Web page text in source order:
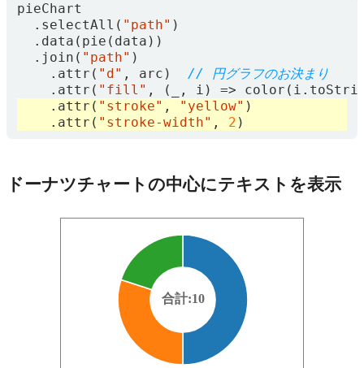
pieChart
. selectAll ( "path" )
. data ( pie ( data ))
. join ( "path" )
. attr ( "d" , arc )
. attr ( "fill" , ( , i ) => color ( i .
. attr ( "stroke" , "yellow" )
. attr ( "stroke-width" , 2 )
ドーナツチャートの中心にテキストを表示
合計:10